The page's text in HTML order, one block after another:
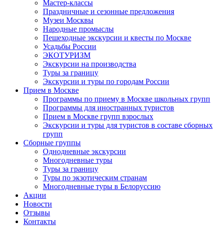
Мастер-классы
Праздничные и сезонные предложения
Музеи Москвы
Народные промыслы
Пешеходные экскурсии и квесты по Москве
Усадьбы России
ЭКОТУРИЗМ
Экскурсии на производства
Туры за границу
Экскурсии и туры по городам России
Прием в Москве
Программы по приему в Москве школьных групп
Программы для иностранных туристов
Прием в Москве групп взрослых
Экскурсии и туры для туристов в составе сборных
групп
Сборные группы
Однодневные экскурсии
Многодневные туры
Туры за границу
Туры по экзотическим странам
Многодневные туры в Белоруссию
Акции
Новости
Отзывы
Контакты